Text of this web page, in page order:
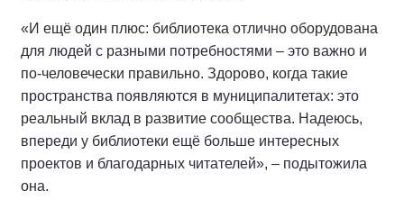
«И ещё один плюс: библиотека отлично оборудована
для людей с разными потребностями – это важно и
по-человечески правильно. Здорово, когда такие
пространства появляются в муниципалитетах: это
реальный вклад в развитие сообщества. Надеюсь,
впереди у библиотеки ещё больше интересных
проектов и благодарных читателей», – подытожила
она.